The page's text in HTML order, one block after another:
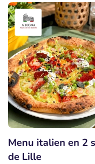
Menu italien en 2
de Lille